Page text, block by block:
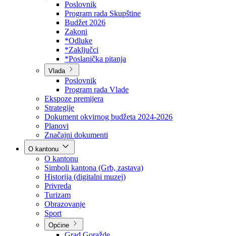
Skupština
Poslovnik
Program rada Skupštine
Budžet 2026
Zakoni
*Odluke
*Zaključci
*Poslanička pitanja
Vlada
Poslovnik
Program rada Vlade
Ekspoze premijera
Strategije
Dokument okvirnog budžeta 2024-2026
Planovi
Značajni dokumenti
O kantonu
O kantonu
Simboli kantona (Grb, zastava)
Historija (digitalni muzej)
Privreda
Turizam
Obrazovanje